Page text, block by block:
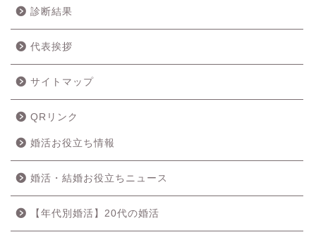
診断結果
代表挨拶
サイトマップ
QRリンク
婚活お役立ち情報
婚活・結婚お役立ちニュース
【年代別婚活】20代の婚活